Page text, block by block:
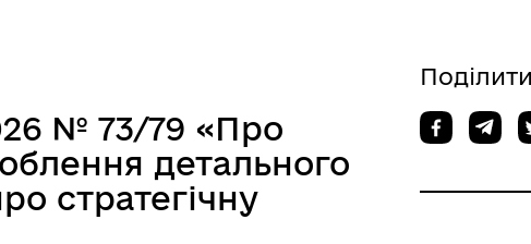
№ 73/79 «Про
детального
стратегічну